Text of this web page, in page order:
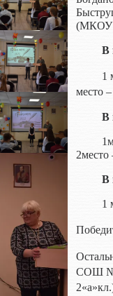
(МКОУ
В
1
место
В
2место
В
1
СОШ №